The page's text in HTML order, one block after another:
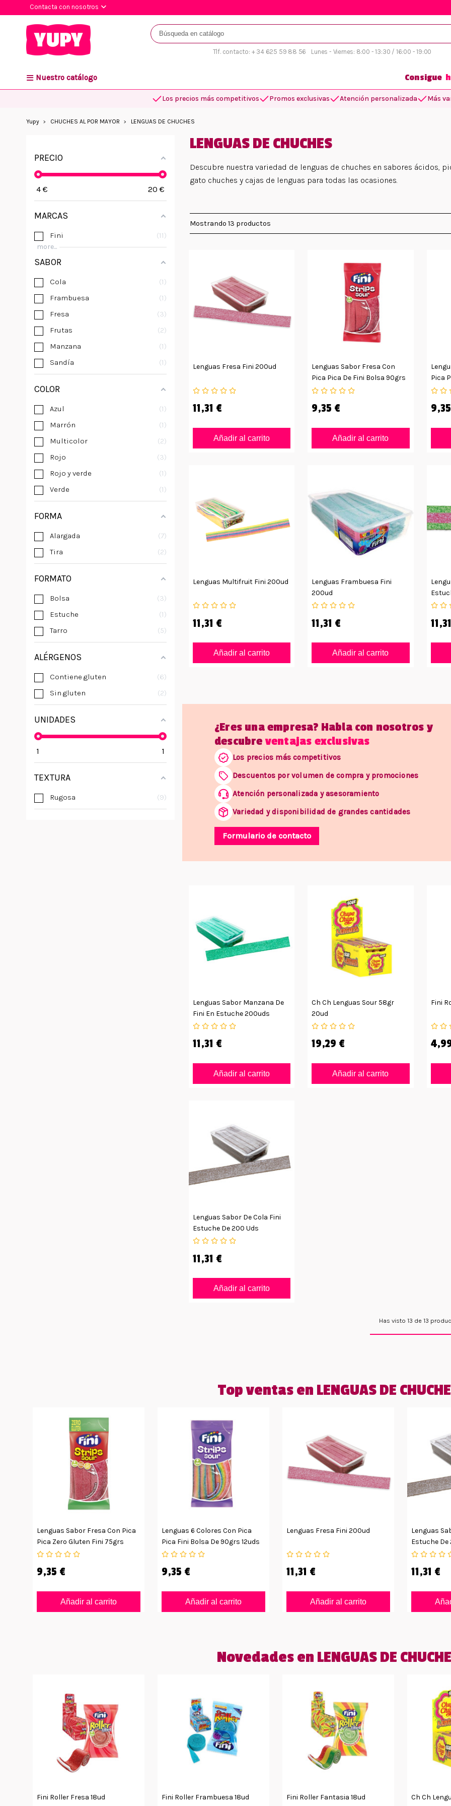
Contacta con nosotros
Tlf. contacto: + 34 625 59 88 56 Lunes - Viernes: 8:00 - 13:30 / 16:00 - 19:00
Nuestro catálogo Consigue
Los precios más competitivos Promos exclusivas Atención personalizada Más
Yupy CHUCHES AL POR MAYOR LENGUAS DE CHUCHES
PRECIO
4 € 20 €
MARCAS
Fini 11
more...
SABOR
Cola
1
Frambuesa
1
Fresa
3
Frutas
2
Manzana
1
Sandía
1
COLOR
Azul
1
Marrón
1
Multicolor
2
Rojo
3
Rojo y verde
1
Verde
1
FORMA
Alargada
7
Tira
2
FORMATO
Bolsa
3
Estuche
1
Tarro
5
ALÉRGENOS
Contiene gluten
6
Sin gluten
2
UNIDADES
1 1
TEXTURA
Rugosa 9
LENGUAS DE CHUCHES
Descubre nuestra variedad de lenguas de chuches en sabores ácidos,
gato chuches y cajas de lenguas para todas las ocasiones.
Mostrando 13 productos
Lenguas Fresa Fini 200ud
11,31 €
Añadir al carrito
Lenguas Sabor Fresa Con
Pica Pica De Fini Bolsa 90grs
12uds
9,35 €
Añadir al carrito
Pica
75grs
Lenguas Multifruit Fini 200ud
11,31 €
Añadir al carrito
Lenguas Frambuesa Fini
200ud
11,31 €
Añadir al carrito
¿Eres una empresa? Habla con nosotros y
descubreventajas exclusivas
Los precios más competitivos
Descuentos por volumen de compra y promociones
Atención personalizada y asesoramiento
Variedad y disponibilidad de grandes cantidades
Formulario de contacto
Lenguas Sabor Manzana De
Fini En Estuche 200uds
11,31 €
Añadir al carrito
Ch Ch Lenguas Sour 58gr
20ud
19,29 €
Añadir al carrito
Fini
Lenguas Sabor De Cola Fini
Estuche De 200 Uds
11,31 €
Añadir al carrito
Has visto 13 de 13
Top ventas en LENGUAS DE
Lenguas Sabor Fresa Con Pica
Pica Zero Gluten Fini 75grs
12uds
9,35 €
Añadir al carrito
Lenguas 6 Colores Con Pica
Pica Fini Bolsa De 90grs 12uds
9,35 €
Añadir al carrito
Lenguas Fresa Fini 200ud
11,31 €
Añadir al carrito
Lenguas
Estuche De
11,31 €
Novedades en LENGUAS DE
Fini Roller Fresa 18ud Fini Roller Frambuesa 18ud Fini Roller Fantasia 18ud Ch Ch